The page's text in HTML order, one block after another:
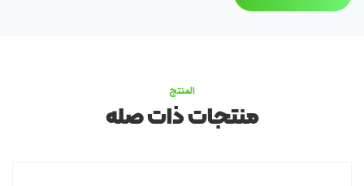
المنتج
منتجات ذات صله